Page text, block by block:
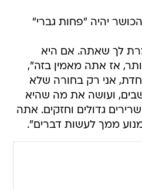
יהיה "פחות גברי"
לך שאתה. אם היא
אז אתה מאמין בזה",
אני רק בחורה שלא
ועושה את מה שהיא
שרירים גדולים וחזקים. אתה
ממך לעשות דברים".